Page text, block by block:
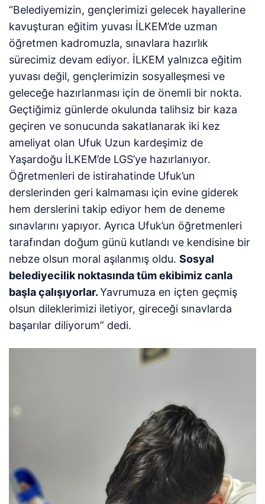
“Belediyemizin, gençlerimizi gelecek hayallerine
kavuşturan eğitim yuvası İLKEM’de uzman
öğretmen kadromuzla, sınavlara hazırlık
sürecimiz devam ediyor. İLKEM yalnızca eğitim
yuvası değil, gençlerimizin sosyalleşmesi ve
geleceğe hazırlanması için de önemli bir nokta.
Geçtiğimiz günlerde okulunda talihsiz bir kaza
geçiren ve sonucunda sakatlanarak iki kez
ameliyat olan Ufuk Uzun kardeşimiz de
Yaşardoğu İLKEM’de LGS’ye hazırlanıyor.
Öğretmenleri de istirahatinde Ufuk’un
derslerinden geri kalmaması için evine giderek
hem derslerini takip ediyor hem de deneme
sınavlarını yapıyor. Ayrıca Ufuk’un öğretmenleri
tarafından doğum günü kutlandı ve kendisine bir
nebze olsun moral aşılanmış oldu.Sosyal
belediyecilik noktasında tüm ekibimiz canla
başla çalışıyorlar.Yavrumuza en içten geçmiş
olsun dileklerimizi iletiyor, gireceği sınavlarda
başarılar diliyorum” dedi.